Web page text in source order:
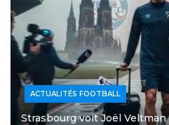
ACTUALITÉS FOOTBALL
Strasbourg voit Joël